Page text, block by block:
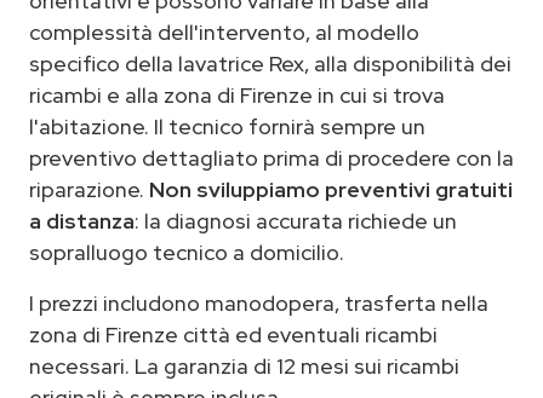
complessità dell'intervento, al modello
specifico della lavatrice Rex, alla disponibilità dei
ricambi e alla zona di Firenze in cui si trova
l'abitazione. Il tecnico fornirà sempre un
preventivo dettagliato prima di procedere con la
riparazione. Non sviluppiamo preventivi gratuiti
a distanza: la diagnosi accurata richiede un
sopralluogo tecnico a domicilio.
I prezzi includono manodopera, trasferta nella
zona di Firenze città ed eventuali ricambi
necessari. La garanzia di 12 mesi sui ricambi